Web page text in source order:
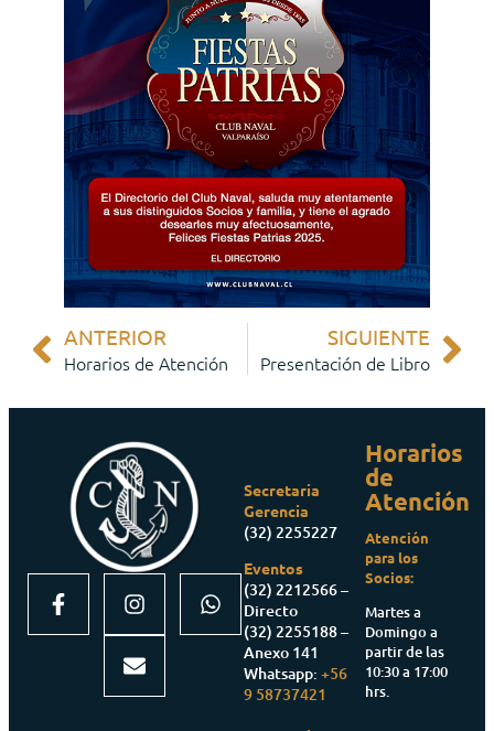
ANTERIOR
Horarios de Atención
SIGUIENTE
Presentación de Libro
Secretaria
Gerencia
(32) 2255227
Eventos
(32) 2212566 –
Directo
(32) 2255188 –
Anexo 141
Whatsapp:+56
9 58737421
Horarios
de
Atención
Atención
para los
Socios:
Martes a
Domingo a
partir de las
10:30 a 17:00
hrs.